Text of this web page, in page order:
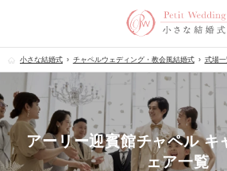
小さな結婚式 チャペルウェディング・教会風結婚式 式場一
アーリー迎賓館チャペル キ
ェア一覧